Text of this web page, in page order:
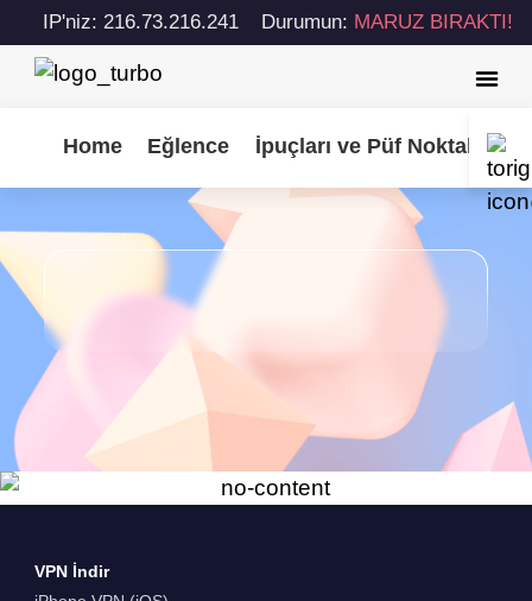
IP'niz: 216.73.216.241 Durumun: MARUZ BIRAKTI!
Home Eğlence İpuçları ve Püf Noktaları
VPN İndir